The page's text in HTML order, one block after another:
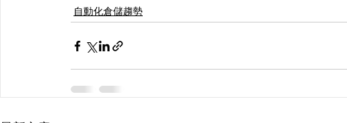
自動化倉儲趨勢